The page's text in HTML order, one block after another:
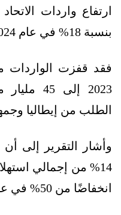
ارتفاع واردات
بنسبة 18% في عام 2024.
2023 إلى
الطلب من إيطاليا
وأشار التقرير إلى
14% من إجمالي
انخفاضًا من 50% في عام 2019.